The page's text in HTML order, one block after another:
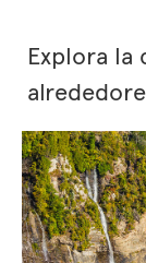
Explora la